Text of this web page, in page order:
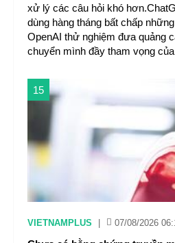
xử lý các câu hỏi khó
dùng hàng tháng bất chấp
OpenAI thử nghiệm đưa quảng
chuyển mình đầy tham vọng
15
VIETNAMPLUS 07/08/2026